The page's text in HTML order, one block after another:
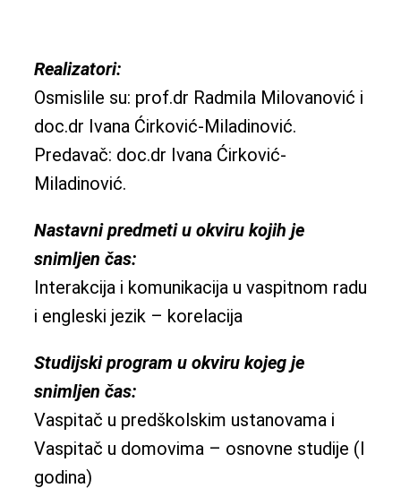
Realizatori:
Osmislile su: prof.dr Radmila Milovanović i
doc.dr Ivana Ćirković-Miladinović.
Predavač: doc.dr Ivana Ćirković-
Miladinović.
Nastavni predmeti u okviru kojih je
snimljen čas:
Interakcija i komunikacija u vaspitnom radu
i engleski jezik – korelacija
Studijski program u okviru kojeg je
snimljen čas:
Vaspitač u predškolskim ustanovama i
Vaspitač u domovima – osnovne studije (I
godina)